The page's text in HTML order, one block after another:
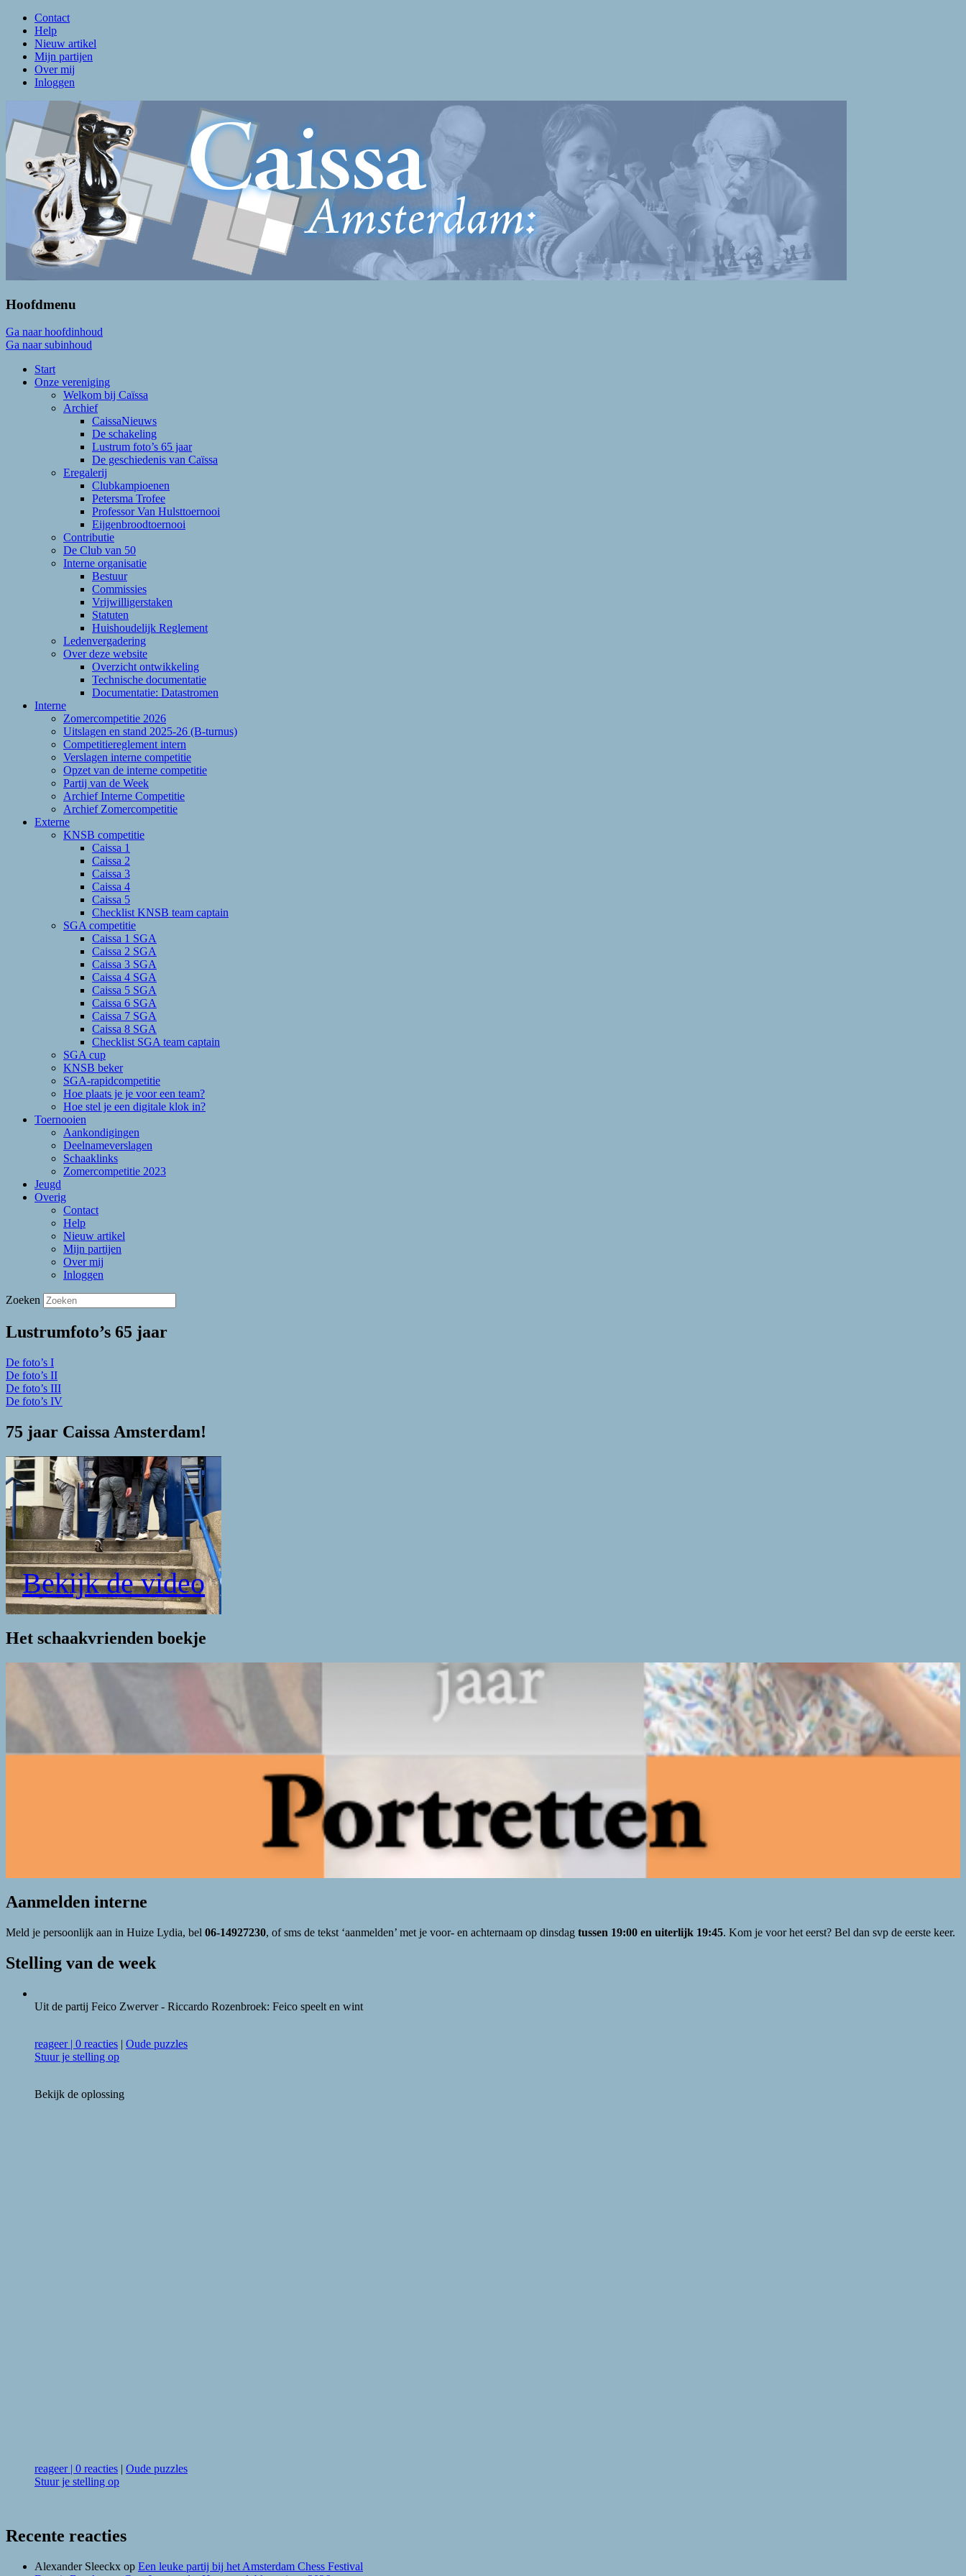
Contact
Help
Nieuw artikel
Mijn partijen
Over mij
Inloggen
Caissa Amsterdam
De levendigste schaakclub van Amsterdam
Hoofdmenu
Ga naar hoofdinhoud
Ga naar subinhoud
Start
Onze vereniging
Welkom bij Caïssa
Archief
CaissaNieuws
De schakeling
Lustrum foto’s 65 jaar
De geschiedenis van Caïssa
Eregalerij
Clubkampioenen
Petersma Trofee
Professor Van Hulsttoernooi
Eijgenbroodtoernooi
Contributie
De Club van 50
Interne organisatie
Bestuur
Commissies
Vrijwilligerstaken
Statuten
Huishoudelijk Reglement
Ledenvergadering
Over deze website
Overzicht ontwikkeling
Technische documentatie
Documentatie: Datastromen
Interne
Zomercompetitie 2026
Uitslagen en stand 2025-26 (B-turnus)
Competitiereglement intern
Verslagen interne competitie
Opzet van de interne competitie
Partij van de Week
Archief Interne Competitie
Archief Zomercompetitie
Externe
KNSB competitie
Caissa 1
Caissa 2
Caissa 3
Caissa 4
Caissa 5
Checklist KNSB team captain
SGA competitie
Caissa 1 SGA
Caissa 2 SGA
Caissa 3 SGA
Caissa 4 SGA
Caissa 5 SGA
Caissa 6 SGA
Caissa 7 SGA
Caissa 8 SGA
Checklist SGA team captain
SGA cup
KNSB beker
SGA-rapidcompetitie
Hoe plaats je je voor een team?
Hoe stel je een digitale klok in?
Toernooien
Aankondigingen
Deelnameverslagen
Schaaklinks
Zomercompetitie 2023
Jeugd
Overig
Contact
Help
Nieuw artikel
Mijn partijen
Over mij
Inloggen
Zoeken
Lustrumfoto’s 65 jaar
De foto’s I
De foto’s II
De foto’s III
De foto’s IV
75 jaar Caissa Amsterdam!
Bekijk de video
Het schaakvrienden boekje
Aanmelden interne
Meld je persoonlijk aan in Huize Lydia, bel 06-14927230, of sms de tekst ‘aanmelden’ met je voor- en achternaam op dinsdag tussen 19:00 en uiterlijk 19:45. Kom je voor het eerst? Bel dan svp de eerste keer.
Stelling van de week
Uit de partij Feico Zwerver - Riccardo Rozenbroek: Feico speelt en wint
reageer| 0 reacties | Oude puzzles
Stuur je stelling op
Bekijk de oplossing
reageer| 0 reacties | Oude puzzles
Stuur je stelling op
Recente reacties
Alexander Sleeckx op Een leuke partij bij het Amsterdam Chess Festival